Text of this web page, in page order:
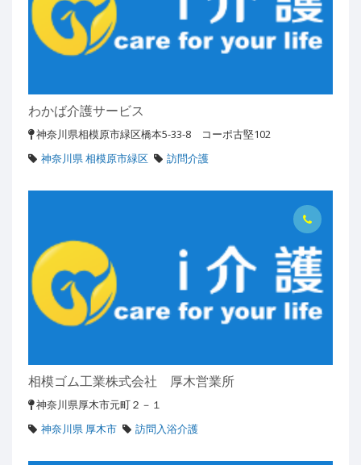
わかば介護サービス
神奈川県相模原市緑区橋本5-33-8 コーポ古堅102
神奈川県 相模原市緑区
訪問介護
相模ゴム工業株式会社 厚木営業所
神奈川県厚木市元町２－１
神奈川県 厚木市
訪問入浴介護